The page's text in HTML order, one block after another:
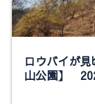
ロウバイが
山公園】